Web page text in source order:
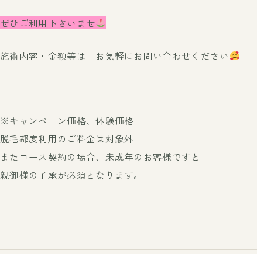
ぜひご利用下さいませ
施術内容・金額等は お気軽にお問い合わせください
※キャンペーン価格、体験価格
脱毛都度利用のご料金は対象外
またコース契約の場合、未成年のお客様ですと
親御様の了承が必須となります。